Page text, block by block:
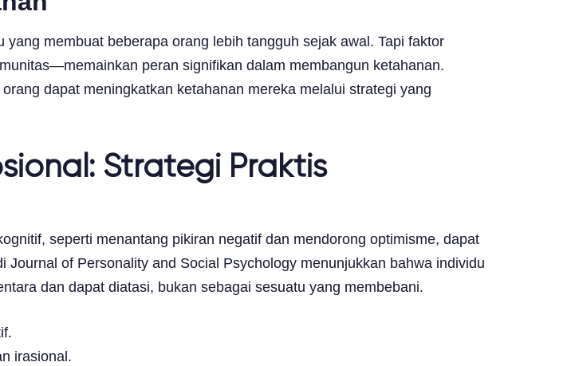
membuat beberapa orang lebih tangguh sejak awal. Tapi faktor
peran signifikan dalam membangun ketahanan.
dapat meningkatkan ketahanan mereka melalui strategi yang
Strategi Praktis
seperti menantang pikiran negatif dan mendorong optimisme, dapat
of Personality and Social Psychology menunjukkan bahwa individu
dan dapat diatasi, bukan sebagai sesuatu yang membebani.
irasional.